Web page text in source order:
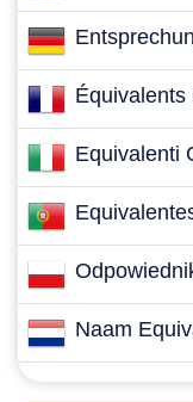
Équivalents
Equivalenti
Naam